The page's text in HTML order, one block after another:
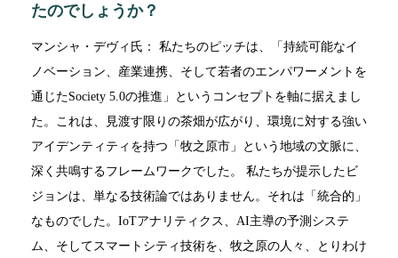
たのでしょうか？
マンシャ・デヴィ氏： 私たちのピッチは、「持続可能なイ
ノベーション、産業連携、そして若者のエンパワーメントを
通じたSociety 5.0の推進」というコンセプトを軸に据えまし
た。これは、見渡す限りの茶畑が広がり、環境に対する強い
アイデンティティを持つ「牧之原市」という地域の文脈に、
深く共鳴するフレームワークでした。 私たちが提示したビ
ジョンは、単なる技術論ではありません。それは「統合的」
なものでした。IoTアナリティクス、AI主導の予測システ
ム、そしてスマートシティ技術を、牧之原の人々、とりわけ